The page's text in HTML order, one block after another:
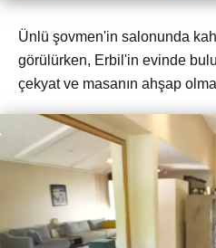
Ünlü şovmen'in salonunda
görülürken, Erbil'in evinde
çekyat ve masanın ahşap